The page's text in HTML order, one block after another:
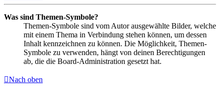
Was sind Themen-Symbole?
Themen-Symbole sind vom Autor ausgewählte Bilder, welche
mit einem Thema in Verbindung stehen können, um dessen
Inhalt kennzeichnen zu können. Die Möglichkeit, Themen-
Symbole zu verwenden, hängt von deinen Berechtigungen
ab, die die Board-Administration gesetzt hat.
Nach oben